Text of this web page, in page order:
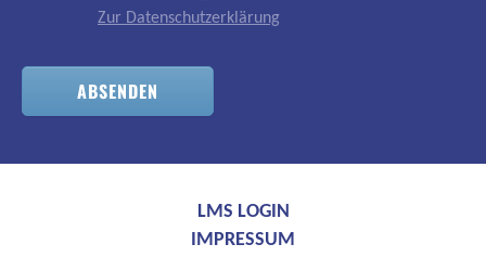
Zur Datenschutzerklärung
ABSENDEN
LMS LOGIN
IMPRESSUM